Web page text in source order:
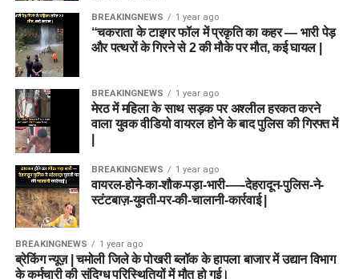
BREAKINGNEWS 1 year ago
“चकराता के टाइगर फॉल में प्रकृति का कहर — भारी पेड़
और पत्थरों के गिरने से 2 की मौके पर मौत, कई घायल |
BREAKINGNEWS 1 year ago
मेरठ में महिला के साथ सड़क पर अश्लील हरकत करने
वाला युवक वीडियो वायरल होने के बाद पुलिस की गिरफ्त में
BREAKINGNEWS 1 year ago
वायरल-होने-का-शौक-पड़ा-भारी-—-देहरादून-पुलिस-ने-
स्टंटबाज़-युवती-पर-की-चालानी-कार्रवाई |
BREAKINGNEWS 1 year ago
ब्रेकिंग न्यूज़ | चमोली जिले के पोखरी ब्लॉक के हापला बाजार में उद्यान विभाग
के कर्मचारी की संदिग्ध परिस्थितियों में मौत हो गई।